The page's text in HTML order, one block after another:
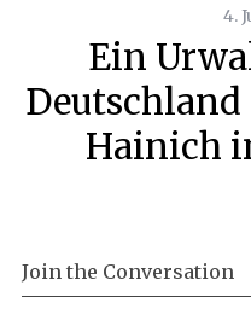
4.
Ein
Hainich
Join the Conversation